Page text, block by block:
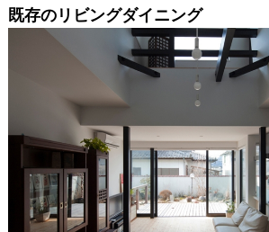
既存のリビングダイニング